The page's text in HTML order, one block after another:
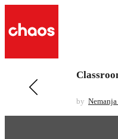
전 페이지 보기
by Nemanja